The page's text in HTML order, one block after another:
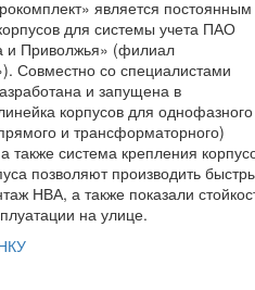
является постоянным
для системы учета ПАО
Приволжья» (филиал
Совместно со специалистами
и запущена в
корпусов для
и трансформаторного)
также система крепления
позволяют производить
НВА, а также показали
на улице.